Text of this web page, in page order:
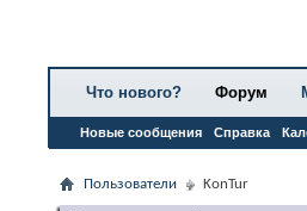
Что нового? Форум
Новые сообщения Справка
Пользователи KonTur